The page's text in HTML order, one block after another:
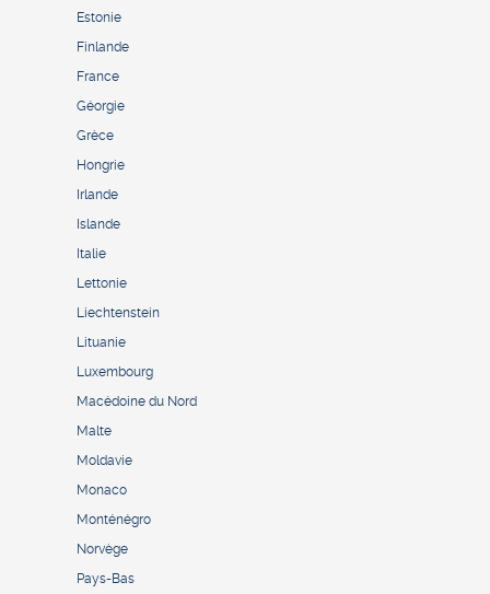
Estonie
Finlande
France
Géorgie
Grèce
Hongrie
Irlande
Islande
Italie
Lettonie
Liechtenstein
Lituanie
Luxembourg
Macédoine du Nord
Malte
Moldavie
Monaco
Monténégro
Norvège
Pays-Bas